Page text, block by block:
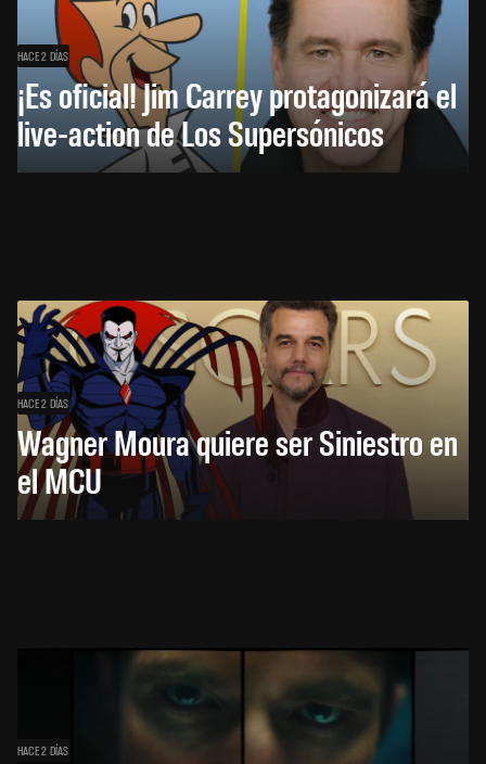
HACE 2 DÍAS
¡Es oficial! Jim Carrey protagonizará el
live-action de Los Supersónicos
HACE 2 DÍAS
Wagner Moura quiere ser Siniestro en
el MCU
HACE 2 DÍAS